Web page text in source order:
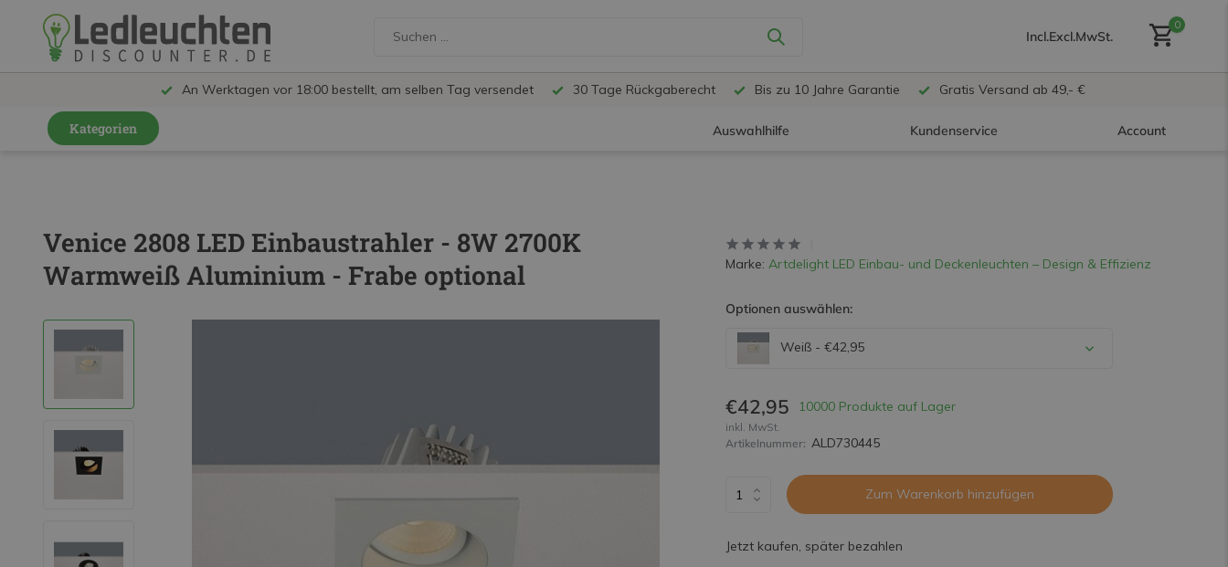
Incl.Excl.MwSt.
0
An Werktagen vor 18:00 bestellt, am selben Tag versendet 30 Tage Rückgaberecht Bis zu 10 Jahre Garantie Gratis Versand ab 49,- €
Kategorien Auswahlhilfe Kundenservice Account
LED Schienensystem Lampen
Innenleuchten
Feuchtraumleuchten IP65
Außenleuchten
LED Hallenstrahler
Venice 2808 LED Einbaustrahler - 8W 2700K
Warmweiß Aluminium - Frabe optional
Marke: Artdelight LED Einbau- und Deckenleuchten – Design & Effizienz
Optionen auswählen:
Weiß - €42,95
€42,95 10000 Produkte auf Lager
inkl. MwSt.
Artikelnummer: ALD730445
Zum Warenkorb hinzufügen
Jetzt kaufen, später bezahlen